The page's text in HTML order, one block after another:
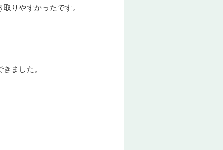
りやすかったです。
ました。